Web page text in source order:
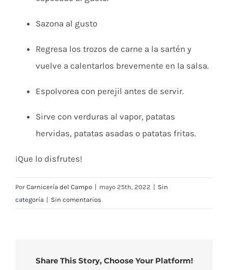
Sazona al gusto
Regresa los trozos de carne a la sartén y
vuelve a calentarlos brevemente en la salsa.
Espolvorea con perejil antes de servir.
Sirve con verduras al vapor, patatas
hervidas, patatas asadas o patatas fritas.
¡Que lo disfrutes!
Por Carnicería del Campo | mayo 25th, 2022 | Sin
categoría | Sin comentarios
Share This Story, Choose Your Platform!